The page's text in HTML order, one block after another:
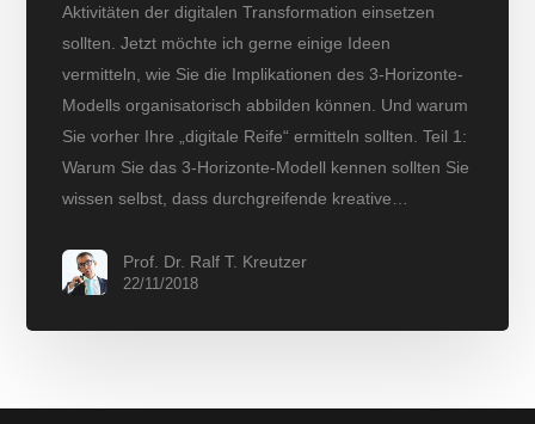
Aktivitäten der digitalen Transformation einsetzen
sollten. Jetzt möchte ich gerne einige Ideen
vermitteln, wie Sie die Implikationen des 3-Horizonte-
Modells organisatorisch abbilden können. Und warum
Sie vorher Ihre „digitale Reife“ ermitteln sollten. Teil 1:
Warum Sie das 3-Horizonte-Modell kennen sollten Sie
wissen selbst, dass durchgreifende kreative…
Prof. Dr. Ralf T. Kreutzer
22/11/2018